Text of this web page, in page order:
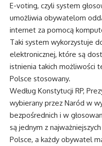
E-voting, czyli system
umożliwia obywatelom
internet za pomocą
Taki system wykorzystuje
elektronicznej, które są
istnienia takich możliwości
Polsce stosowany.
Według Konstytucji RP,
wybierany przez Naród w
bezpośrednich i w
są jednym z
Polsce, a każdy obywatel